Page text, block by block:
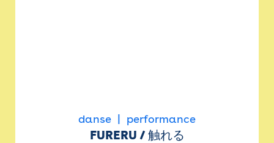
danse performance
FURERU / 触れる